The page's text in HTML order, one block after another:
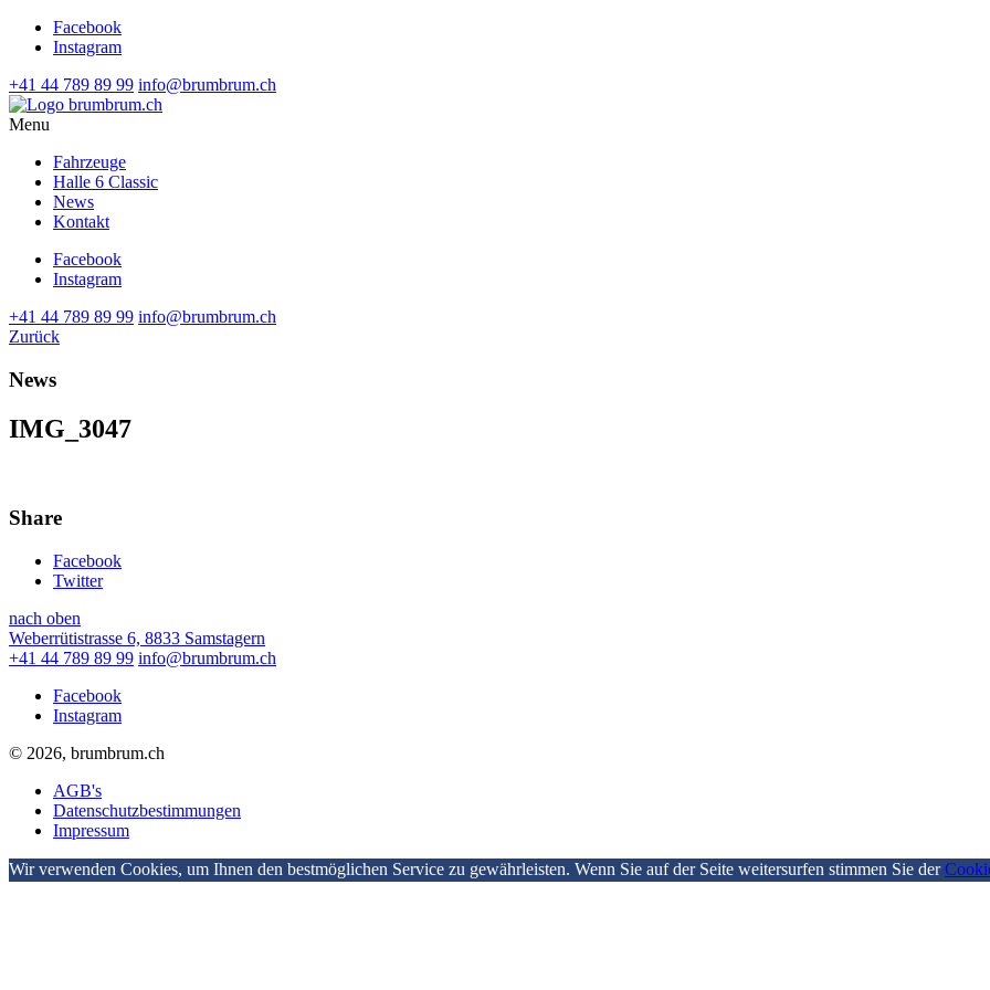
Facebook
Instagram
+41 44 789 89 99 info@brumbrum.ch
Menu
Fahrzeuge
Halle 6 Classic
News
Kontakt
Facebook
Instagram
+41 44 789 89 99 info@brumbrum.ch
Zurück
News
IMG_3047
Share
Facebook
Twitter
nach oben
Weberrütistrasse 6, 8833 Samstagern
+41 44 789 89 99 info@brumbrum.ch
Facebook
Instagram
© 2026, brumbrum.ch
AGB's
Datenschutzbestimmungen
Impressum
Wir verwenden Cookies, um Ihnen den bestmöglichen Service zu gewährleisten. Wenn Sie auf der Seite weitersurfen stimmen Sie der